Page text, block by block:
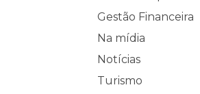
Gestão Financeira
Na mídia
Notícias
Turismo